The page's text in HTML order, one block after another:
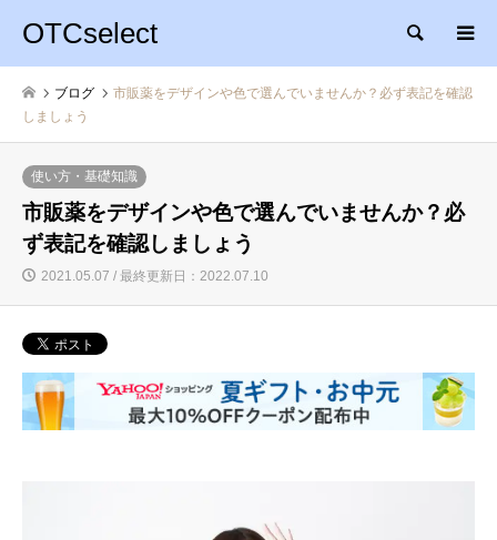
OTCselect 検索
ブログ
市販薬をデザインや色で選んでいませんか？必ず表記を確認
しましょう
使い方・基礎知識
市販薬をデザインや色で選んでいませんか？必
ず表記を確認しましょう
2021.05.07 / 最終更新日：2022.07.10